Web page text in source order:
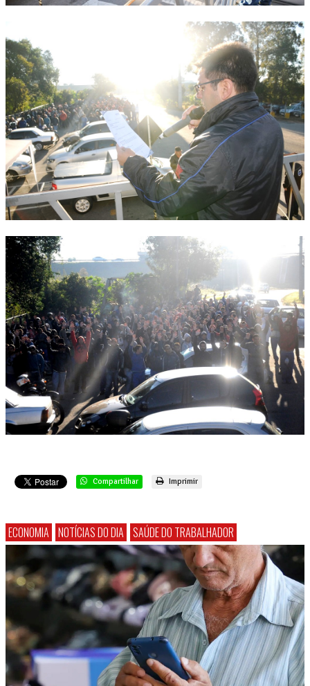
Compartilhar Imprimir
ECONOMIA NOTÍCIAS DO DIA SAÚDE DO TRABALHADOR